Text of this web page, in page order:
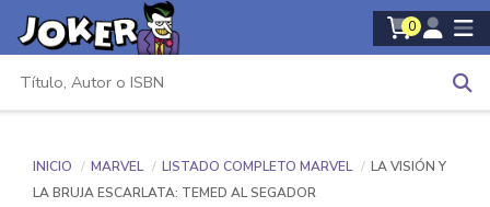
0
INICIO MARVEL LISTADO COMPLETO MARVEL
LA VISIÓN Y
LA BRUJA ESCARLATA: TEMED AL SEGADOR